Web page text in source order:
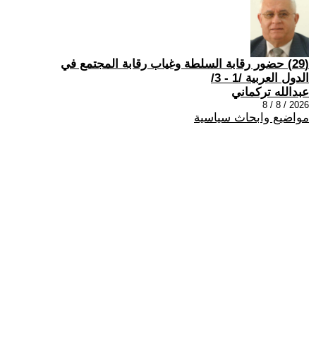
(29) حضور رقابة السلطة وغياب رقابة المجتمع في
الدول العربية /1 - 3/
عبدالله تركماني
2026 / 8 / 8
مواضيع وابحاث سياسية